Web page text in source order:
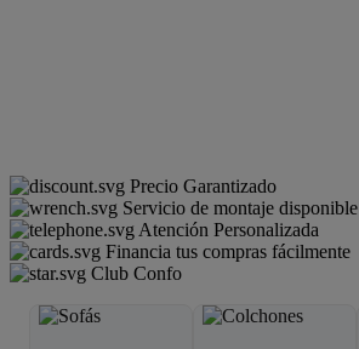
Precio Garantizado
Servicio de montaje disponible
Atención Personalizada
Financia tus compras fácilmente
Club Confo